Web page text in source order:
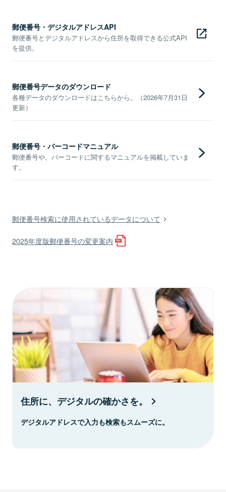
郵便番号・デジタルアドレスAPI
郵便番号とデジタルアドレスから住所を取得できる公式API
を提供。
郵便番号データのダウンロード
各種データのダウンロードはこちらから。（2026年7月31日
更新）
郵便番号・バーコードマニュアル
郵便番号や、バーコードに関するマニュアルを掲載していま
す。
郵便番号検索に使用されているデータについて
2025年度版郵便番号の変更案内
住所に、デジタルの確かさを。
デジタルアドレスで入力も検索もスムーズに。